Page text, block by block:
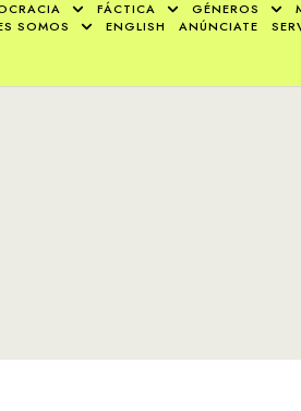
FÁCTICA GÉNEROS
SOMOS
ENGLISH ANÚNCIATE